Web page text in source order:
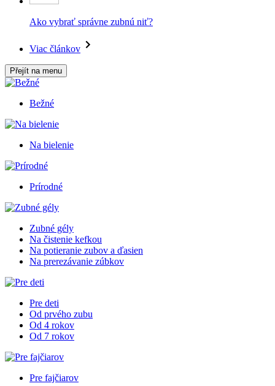
Ako vybrať správne zubnú niť?
Viac článkov
Přejít na menu
Bežné
Na bielenie
Prírodné
Zubné gély
Na čistenie kefkou
Na potieranie zubov a ďasien
Na prerezávanie zúbkov
Pre deti
Od prvého zubu
Od 4 rokov
Od 7 rokov
Pre fajčiarov